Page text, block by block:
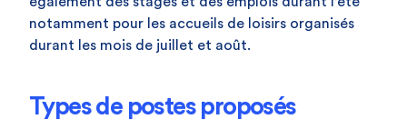
notamment pour les accueils de loisirs organisés
durant les mois de juillet et août.
Types de postes proposés